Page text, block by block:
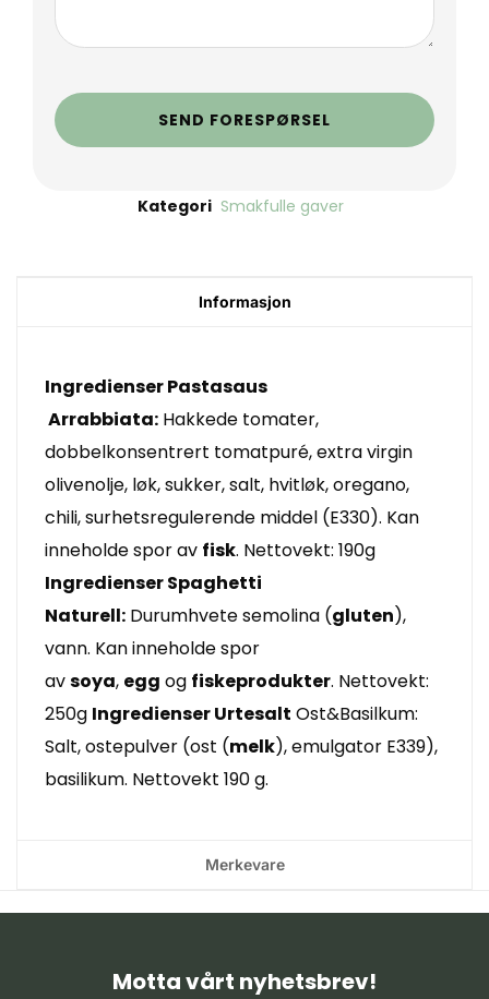
SEND FORESPØRSEL
Kategori Smakfulle gaver
Informasjon
Ingredienser Pastasaus
Arrabbiata: Hakkede tomater,
dobbelkonsentrert tomatpuré, extra virgin
olivenolje, løk, sukker, salt, hvitløk, oregano,
chili, surhetsregulerende middel (E330). Kan
inneholde spor av fisk. Nettovekt: 190g
Ingredienser Spaghetti
Naturell: Durumhvete semolina (gluten),
vann. Kan inneholde spor
avsoya, egg og fiskeprodukter. Nettovekt:
250g Ingredienser Urtesalt Ost&Basilkum:
Salt, ostepulver (ost (melk), emulgator E339),
basilikum. Nettovekt 190 g.
Merkevare
Motta vårt nyhetsbrev!